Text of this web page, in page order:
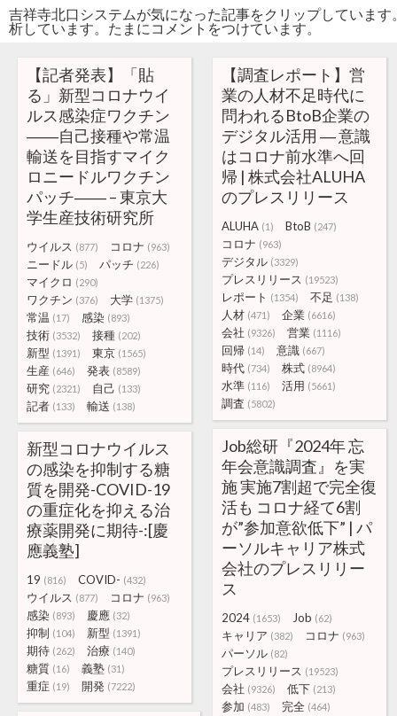
吉祥寺北口システムが気になった記事をクリップしていま
析しています。たまにコメントをつけています。
【記者発表】「貼
る」新型コロナウイ
ルス感染症ワクチン
――自己接種や常温
輸送を目指すマイク
ロニードルワクチン
パッチ―― – 東京大
学生産技術研究所
ウイルス (877) コロナ (963)
ニードル (5) パッチ (226)
マイクロ (290)
ワクチン (376) 大学 (1375)
常温 (17) 感染 (893)
技術 (3532) 接種 (202)
新型 (1391) 東京 (1565)
生産 (646) 発表 (8589)
研究 (2321) 自己 (133)
記者 (133) 輸送 (138)
【調査レポート】営
業の人材不足時代に
問われるBtoB企業の
デジタル活用 ― 意識
はコロナ前水準へ回
帰 | 株式会社ALUHA
のプレスリリース
ALUHA (1) BtoB (247)
コロナ (963)
デジタル (3329)
プレスリリース (19523)
レポート (1354) 不足 (138)
人材 (471) 企業 (6616)
会社 (9326) 営業 (1116)
回帰 (14) 意識 (667)
時代 (734) 株式 (8964)
水準 (116) 活用 (5661)
調査 (5802)
Job総研『2024年 忘
年会意識調査』を実
施 実施7割超で完全復
活も コロナ経て6割
が”参加意欲低下” | パ
ーソルキャリア株式
会社のプレスリリー
ス
2024 (1653) Job (62)
キャリア (382) コロナ (963)
パーソル (82)
プレスリリース (19523)
会社 (9326) 低下 (213)
参加 (483) 完全 (464)
新型コロナウイルス
の感染を抑制する糖
質を開発-COVID-19
の重症化を抑える治
療薬開発に期待-:[慶
應義塾]
19 (816) COVID- (432)
ウイルス (877) コロナ (963)
感染 (893) 慶應 (32)
抑制 (104) 新型 (1391)
期待 (262) 治療 (140)
糖質 (16) 義塾 (31)
重症 (19) 開発 (7222)